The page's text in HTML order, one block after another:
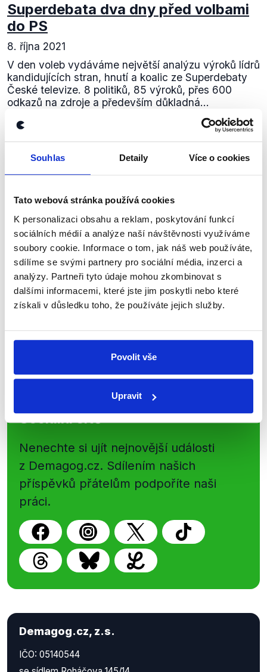
Souhlas Detaily Více o cookies
Tato webová stránka používá cookies
K personalizaci obsahu a reklam, poskytování funkcí
sociálních médií a analýze naší návštěvnosti využíváme
soubory cookie. Informace o tom, jak náš web používáte,
sdílíme se svými partnery pro sociální média, inzerci a
analýzy. Partneři tyto údaje mohou zkombinovat s
dalšími informacemi, které jste jim poskytli nebo které
získali v důsledku toho, že používáte jejich služby.
Povolit vše
Upravit
Superdebata dva dny před volbami
do PS
8. října 2021
V den voleb vydáváme největší analýzu výroků lídrů
kandidujících stran, hnutí a koalic ze Superdebaty
České televize. 8 politiků, 85 výroků, přes 600
odkazů na zdroje a především důkladná...
Číst dál
Přihlaste se k odběru našeho
newsletteru nebowhatsappového
kanálu, kde pravidelně přinášíme
shrnutí nejzajímavějších článků a analýz.
Začněte nás odebírat, a mějte tak
přehled o tom, jaké dezinformace a
WhatsApp
Sociální sítě
Nenechte si ujít nejnovější události
z Demagog.cz. Sdílením našich
příspěvků přátelům podpoříte naši
práci.
Demagog.cz, z.s.
IČO: 05140544